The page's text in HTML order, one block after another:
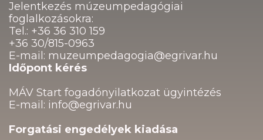
Jelentkezés múzeumpedagógiai
foglalkozásokra:
Tel.: +36 36 310 159
+36 30/815-0963
E-mail: muzeumpedagogia@egrivar.hu
Időpont kérés
MÁV Start fogadónyilatkozat ügyintézés
E-mail: info@egrivar.hu
Forgatási engedélyek kiadása